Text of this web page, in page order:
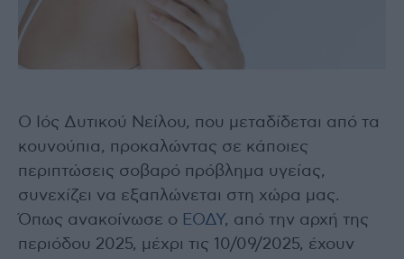
Ο Ιός Δυτικού Νείλου, που μεταδίδεται από τα
κουνούπια, προκαλώντας σε κάποιες
περιπτώσεις σοβαρό πρόβλημα υγείας,
συνεχίζει να εξαπλώνεται στη χώρα μας.
Όπως ανακοίνωσε ο ΕΟΔΥ, από την αρχή της
περιόδου 2025, μέχρι τις 10/09/2025, έχουν